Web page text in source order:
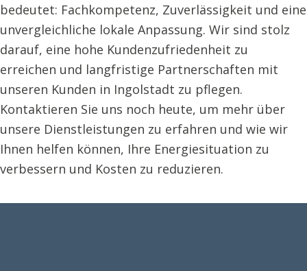
bedeutet: Fachkompetenz, Zuverlässigkeit und eine
unvergleichliche lokale Anpassung. Wir sind stolz
darauf, eine hohe Kundenzufriedenheit zu
erreichen und langfristige Partnerschaften mit
unseren Kunden in Ingolstadt zu pflegen.
Kontaktieren Sie uns noch heute, um mehr über
unsere Dienstleistungen zu erfahren und wie wir
Ihnen helfen können, Ihre Energiesituation zu
verbessern und Kosten zu reduzieren.